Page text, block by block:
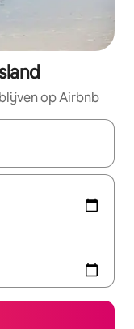
op Airbnb
maak je een keuze